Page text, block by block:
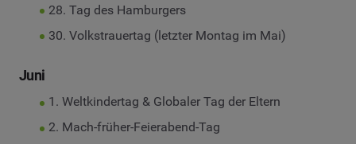
28. Tag des Hamburgers
30. Volkstrauertag (letzter Montag im Mai)
Juni
1. Weltkindertag & Globaler Tag der Eltern
2. Mach-früher-Feierabend-Tag